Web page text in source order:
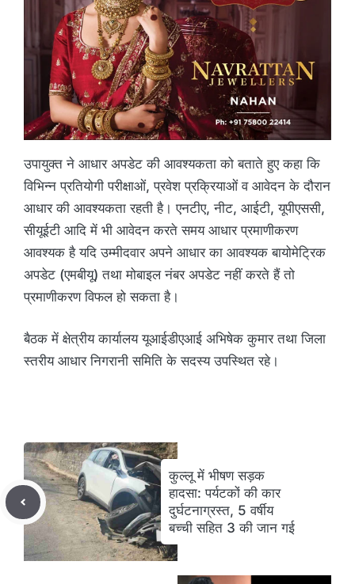
उपायुक्त ने आधार अपडेट की आवश्यकता को बताते हुए कहा कि
विभिन्न प्रतियोगी परीक्षाओं, प्रवेश प्रक्रियाओं व आवेदन के दौरान
आधार की आवश्यकता रहती है। एनटीए, नीट, आईटी, यूपीएससी,
सीयूईटी आदि में भी आवेदन करते समय आधार प्रमाणीकरण
आवश्यक है यदि उम्मीदवार अपने आधार का आवश्यक बायोमेट्रिक
अपडेट (एमबीयू) तथा मोबाइल नंबर अपडेट नहीं करते हैं तो
प्रमाणीकरण विफल हो सकता है।
बैठक में क्षेत्रीय कार्यालय यूआईडीएआई अभिषेक कुमार तथा जिला
स्तरीय आधार निगरानी समिति के सदस्य उपस्थित रहे।
कुल्लू में भीषण सड़क
हादसा: पर्यटकों की कार
दुर्घटनाग्रस्त, 5 वर्षीय
बच्ची सहित 3 की जान गई